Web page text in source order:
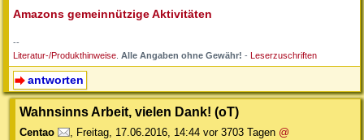
Amazons gemeinnützige Aktivitäten
--
Literatur-/Produkthinweise Alle Angaben ohne Gewähr! - Leserzuschriften
antworten
Wahnsinns Arbeit, vielen Dank! (oT)
Centao , Freitag, 17.06.2016, 14:44 vor 3703 Tagen @